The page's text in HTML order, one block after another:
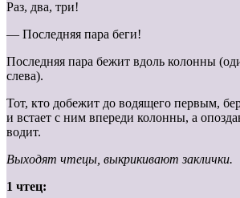
Раз, два, три!
— Последняя пара беги!
Последняя пара бежит вдоль колонны
слева).
Тот, кто добежит до водящего первым,
и встает с ним впереди колонны, а
водит.
Выходят чтецы, выкрикивают заклички.
1 чтец: